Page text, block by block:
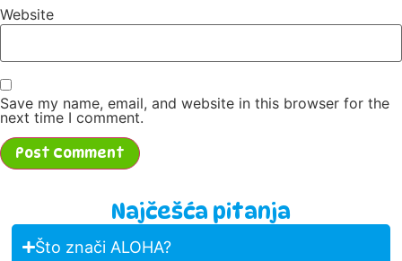
Website
Save my name, email, and website in this browser for the
next time I comment.
Najčešća pitanja
Što znači ALOHA?